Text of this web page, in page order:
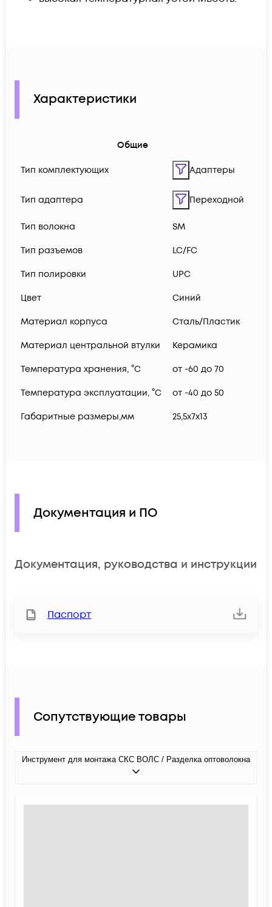
Характеристики
Общие
Тип комплектующих Адаптеры
Тип адаптера Переходной
Тип волокна SM
Тип разъемов LC/FC
Тип полировки UPC
Цвет Синий
Материал корпуса Сталь/Пластик
Материал центральной втулки Керамика
Температура хранения, °C от -60 до 70
Температура эксплуатации, °C от -40 до 50
Габаритные размеры,мм 25,5х7х13
Документация и ПО
Документация, руководства и инструкции
Паспорт
Сопутствующие товары
Инструмент для монтажа СКС ВОЛС / Разделка оптоволокна